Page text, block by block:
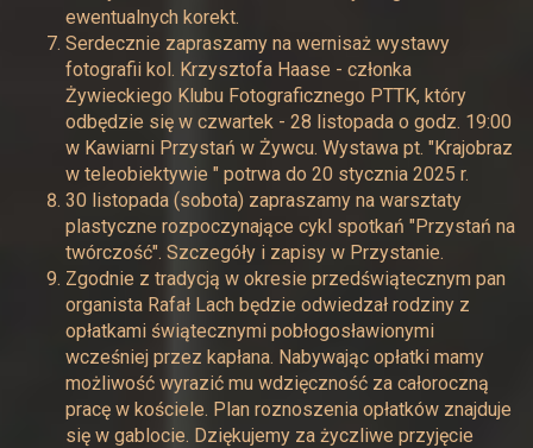
ewentualnych korekt.
Serdecznie zapraszamy na wernisaż wystawy
fotografii kol. Krzysztofa Haase - członka
Żywieckiego Klubu Fotograficznego PTTK, który
odbędzie się w czwartek - 28 listopada o godz. 19:00
w Kawiarni Przystań w Żywcu. Wystawa pt. "Krajobraz
w teleobiektywie " potrwa do 20 stycznia 2025 r.
30 listopada (sobota) zapraszamy na warsztaty
plastyczne rozpoczynające cykl spotkań "Przystań na
twórczość". Szczegóły i zapisy w Przystanie.
Zgodnie z tradycją w okresie przedświątecznym pan
organista Rafał Lach będzie odwiedzał rodziny z
opłatkami świątecznymi pobłogosławionymi
wcześniej przez kapłana. Nabywając opłatki mamy
możliwość wyrazić mu wdzięczność za całoroczną
pracę w kościele. Plan roznoszenia opłatków znajduje
się w gablocie. Dziękujemy za życzliwe przyjęcie